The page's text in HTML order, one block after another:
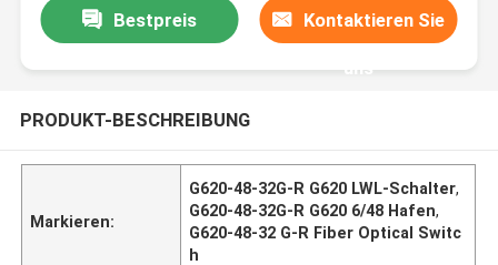
Bestpreis Kontaktieren Sie
uns
PRODUKT-BESCHREIBUNG
Markieren:
G620-48-32G-R G620 LWL-Schalter,
G620-48-32G-R G620 6/48 Hafen,
G620-48-32 G-R Fiber Optical Switc
h